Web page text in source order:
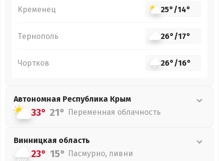
Кременец 25°/14°
Тернополь 26°/17°
Чортков 26°/16°
Автономная Республика Крым
33° 21° Переменная облачность
Винницкая область
23° 15° Пасмурно, ливни